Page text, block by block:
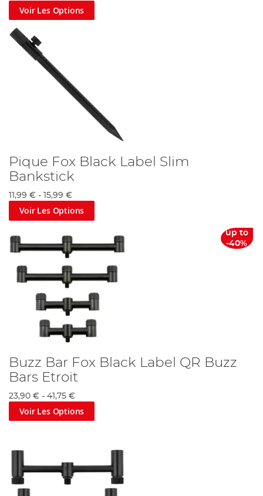
Voir Les Options
Pique Fox Black Label Slim
Bankstick
11,99 € - 15,99 €
Voir Les Options
up to
-40%
Buzz Bar Fox Black Label QR Buzz
Bars Etroit
23,90 € - 41,75 €
Voir Les Options